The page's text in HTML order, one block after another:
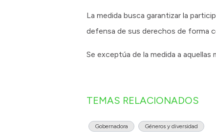
La medida busca garantizar la
defensa de sus derechos de forma
Se exceptúa de la medida a
TEMAS RELACIONADOS
Gobernadora Géneros y diversidad